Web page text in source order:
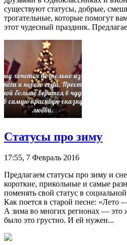
существуют статусы, добрые,
трогательные, которые помогут
этот чудесный праздник.
Статусы про зиму
17:55, 7 Февраль 2016
Предлагаем статусы про зиму и
короткие, прикольные и самые
поменять свой статус в
Как поется в старой песне: «Лето
А зима во многих регионах — это
было это грустно. И ей нужен...